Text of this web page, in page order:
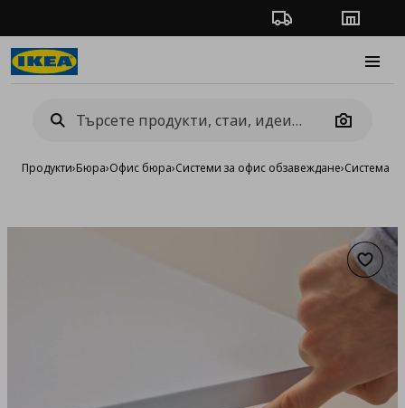
Проследяване на
Camera
Продукти›Бюра›Офис бюра›Системи за офис обзавеждане›Система